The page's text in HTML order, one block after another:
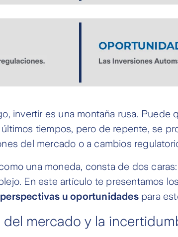
invertir es una montaña rusa. Puede
tiempos, pero de repente, se
del mercado o a cambios
una moneda, consta de dos
En este artículo te presentamos los
u oportunidadespara
del mercado y la